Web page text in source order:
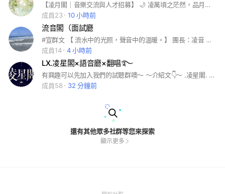
【凌月閣｜音樂交流與人才招募】 🌙 凌萬頃之茫然，品月下之清音。 這裡是由「凌月閣」YT 頻道建立的官方社群，誠邀喜愛音樂的你共賞旋律。 📜 本閣招募中： 歡迎各類音樂人才（歌手、剪輯、美編）加入。入群後請查看公告進行簡易面試。讓我們一起，在月色下傳遞動人的聲音。 合作群⬇️ 凌夢x iDOL-NW☆偶像新世界！虛擬娛樂圈♪
成員23
10 小時前
流音閣（面試廳
#宣群文 【 流水中的光照，聲音中的溫暖。】 團長：凌音 感謝你願意駐足閱讀， 希望看到文宣的你，能大膽的踏出舒適圈，實現自己的夢想。 - 目前我們正在找—— ꕤ 歌手 ꕤ 插畫家 ꕤ 剪輯師 ꕤ 演奏者 還有其他更多的職位，有興趣的話都可以進入面試廳看看！ - 流音閣的大門為你敞開 目前男女都收，主打合唱~~ 會發YT，（不過還沒創YT帳號，畢竟剛成立嘛。 每個月都需要發作品喔（特殊情況不算。 - 歡迎加入流音閣，一起加油吧。！！
成員14
4 小時前
LX.凌星閣×語音廳×翻唱࿐
有興趣可以先加入我們的試聽群噢～ ～介紹文👇～ .凌星閣. - 團長：LX.司司 副團長：LX.池念 - 哈囉大家好~你喜歡唱歌嘛？ 如果喜歡唱歌，那這邊會很適合你🥺 希望你可以來我們的群一起唱歌～🫣 進來後都會有專門的“面試官”引導～ 所以社恐人士不用害怕喔！這裡的人都…很沙雕(◐‿◑) -----------我是分割線🙌🏻---------- 那會有許多人問的問題我們先整理出來： - ⸝⸝ 1.裡面有誰？ 𐙚 大部分都是網友，歲數也相同👀 你也可以邀自己的好朋友進來喔（阿還是需要面試ㄉ👉🏻👈🏻 - ⸝⸝ 2.我社恐欸… 𐙚 很常有人這樣說🤣不過真的不用擔心！ 會有專門的人引導，而且是打字嘛，其實沒必要…害羞（？ - ⸝⸝ 3.不通過怎麼辦？ 𐙚 我們是發清唱來審核的，可以唱自己的拿手歌。 如果不通過（不符合標準）我們會盡量用，委婉的方式跟你說💦 外加一些小小建議~ 歡迎大家來試試，試試就知道啦！（很缺人www - ⸝⸝ 4.這裡是幹嘛的？ 𐙚 這裡叫凌星閣 抖音有發布翻唱影片 目前是男女混廳的！ 目前有規劃直播的企劃～ 雖然粉絲很少不過我們會慢慢做起來的🙂‍↕️！ 會定期叫大家發某某首歌的清唱，然後把大家的剪輯到一起 （如果是社恐人士可以單獨發喔👍🏻 *⑅︎୨୧┈︎┈︎┈︎┈︎┈︎┈︎┈┈︎┈︎┈︎୨୧⑅︎* 還有什麼問題可以問我們♡ 希望這個宣傳文可以吸引並幫助到你～ 這個團偶爾會開群通，會聊聊天，唱唱歌🎐 希望妳可以一起來聽／唱😙 謝謝你看完 期待你加入我們的大家庭🌹 小編
成員58
32 分鐘前
還有其他眾多社群等您來探索
顯示更多